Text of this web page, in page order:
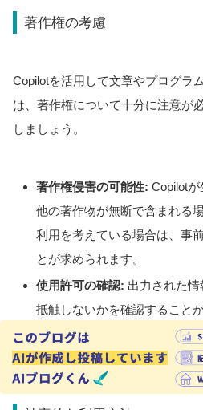
著作権の考慮
Copilotを活用して文章やプログラ
は、著作権について十分に注意が
しましょう。
著作権侵害の可能性: Copilotが
他の著作物が無断で含まれる
利用を考えている場合は、事
とが求められます。
使用許可の確認: 出力された
抵触しないかを確認すること
て、著作権者からの使用許可
す。